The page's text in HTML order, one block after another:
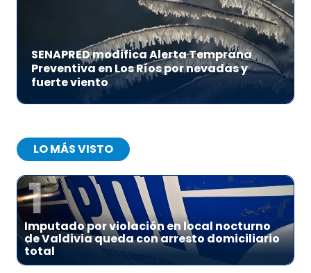
SENAPRED modifica Alerta Temprana
Preventiva en Los Ríos por nevadas y
fuerte viento
LO MÁS VISTO
1
Imputado por violación en local nocturno
de Valdivia queda con arresto domiciliario
total